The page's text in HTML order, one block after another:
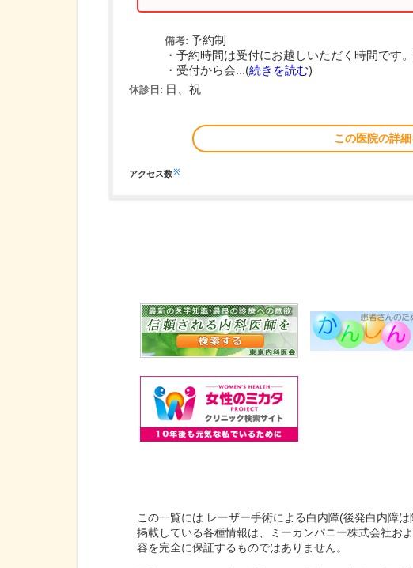
備考: 予約制
・予約時間は受付にお越しいただく時間です
・受付から会...(続きを読む)
休診日: 日、祝
この医院の詳
アクセス数※
この一覧には レーザー手術による白内障(後発白内障
掲載している各種情報は、ミーカンパニー株式会社お
容を完全に保証するものではありません。